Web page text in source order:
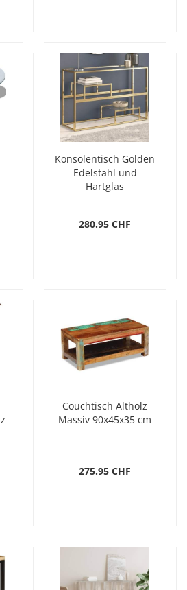
Konsolentisch Golden
Edelstahl und
Hartglas
280.95 CHF
Couchtisch Altholz
Massiv 90x45x35 cm
275.95 CHF